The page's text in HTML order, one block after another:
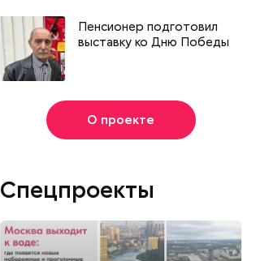
Пенсионер подготовил
выставку ко Дню Победы
О проекте
Спецпроекты